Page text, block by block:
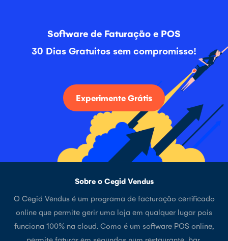
Software de Faturação e POS
30 Dias Gratuitos sem compromisso!
Experimente Grátis
Sobre o Cegid Vendus
O Cegid Vendus é um programa de facturação certificado
online que permite gerir uma loja em qualquer lugar pois
funciona 100% na cloud. Como é um software POS online,